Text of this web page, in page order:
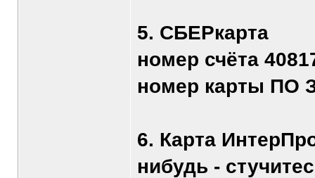
5. СБЕРкарта
номер счёта
номер карты ПО
6. Карта
нибудь -